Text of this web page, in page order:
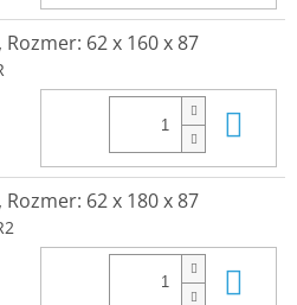
62 x 160 x 87
62 x 180 x 87